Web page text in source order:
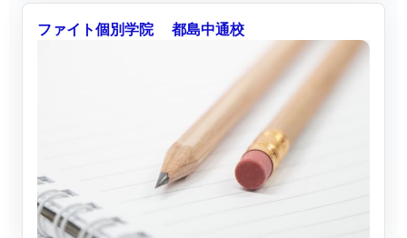
ファイト個別学院 都島中通校